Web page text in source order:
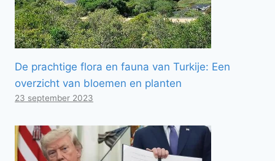
De prachtige flora en fauna van Turkije: Een
overzicht van bloemen en planten
23 september 2023